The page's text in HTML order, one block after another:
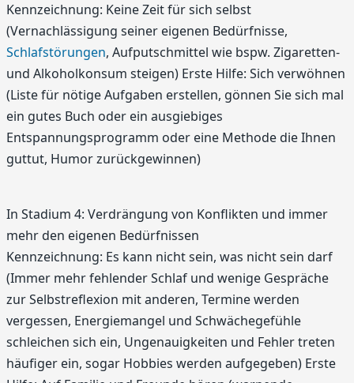
Kennzeichnung: Keine Zeit für sich selbst
(Vernachlässigung seiner eigenen Bedürfnisse,
Schlafstörungen, Aufputschmittel wie bspw. Zigaretten-
und Alkoholkonsum steigen) Erste Hilfe: Sich verwöhnen
(Liste für nötige Aufgaben erstellen, gönnen Sie sich mal
ein gutes Buch oder ein ausgiebiges
Entspannungsprogramm oder eine Methode die Ihnen
guttut, Humor zurückgewinnen)
In Stadium 4: Verdrängung von Konflikten und immer
mehr den eigenen Bedürfnissen
Kennzeichnung: Es kann nicht sein, was nicht sein darf
(Immer mehr fehlender Schlaf und wenige Gespräche
zur Selbstreflexion mit anderen, Termine werden
vergessen, Energiemangel und Schwächegefühle
schleichen sich ein, Ungenauigkeiten und Fehler treten
häufiger ein, sogar Hobbies werden aufgegeben) Erste